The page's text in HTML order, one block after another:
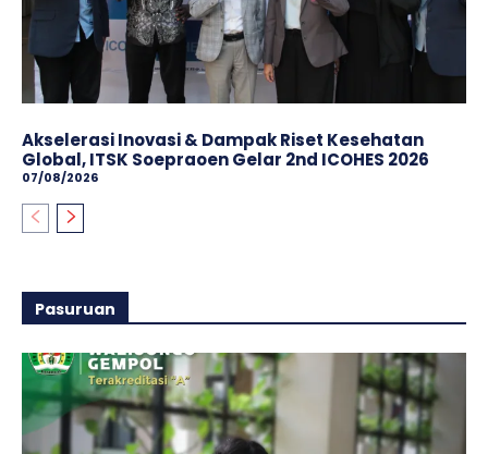
Akselerasi Inovasi & Dampak Riset Kesehatan
Global, ITSK Soepraoen Gelar 2nd ICOHES 2026
07/08/2026
Pasuruan